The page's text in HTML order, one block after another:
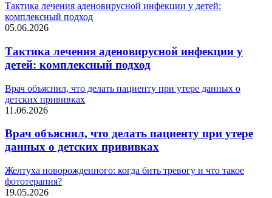
Тактика лечения аденовирусной инфекции у детей:
комплексный подход
05.06.2026
Тактика лечения аденовирусной инфекции у
детей: комплексный подход
Врач объяснил, что делать пациенту при утере данных о
детских прививках
11.06.2026
Врач объяснил, что делать пациенту при утере
данных о детских прививках
Желтуха новорожденного: когда бить тревогу и что такое
фототерапия?
19.05.2026